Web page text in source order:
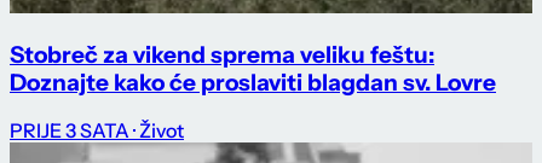
Stobreč za vikend sprema veliku feštu:
Doznajte kako će proslaviti blagdan sv. Lovre
PRIJE 3 SATA · Život